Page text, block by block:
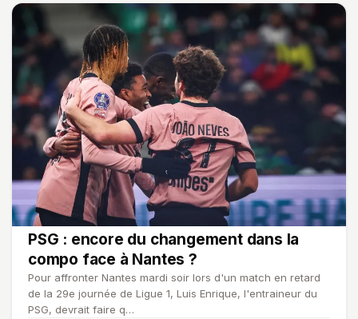
PSG : encore du changement dans la
compo face à Nantes ?
Pour affronter Nantes mardi soir lors d'un match en retard
de la 29e journée de Ligue 1, Luis Enrique, l'entraineur du
PSG, devrait faire q…